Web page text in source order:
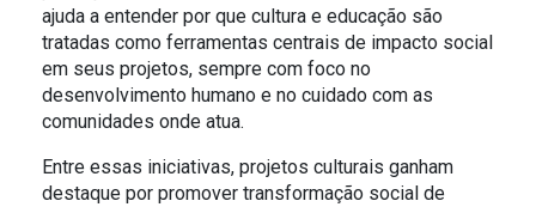
ajuda a entender por que cultura e educação são
tratadas como ferramentas centrais de impacto social
em seus projetos, sempre com foco no
desenvolvimento humano e no cuidado com as
comunidades onde atua.
Entre essas iniciativas, projetos culturais ganham
destaque por promover transformação social de